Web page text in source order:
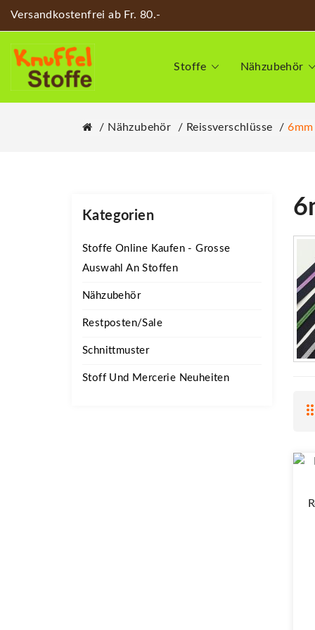
Versandkostenfrei ab Fr. 80.-
Stoffe Nähzubehör
Nähzubehör Reissverschlüsse
Kategorien
Stoffe Online Kaufen - Grosse
Auswahl An Stoffen
Nähzubehör
Restposten/Sale
Schnittmuster
Stoff Und Mercerie Neuheiten